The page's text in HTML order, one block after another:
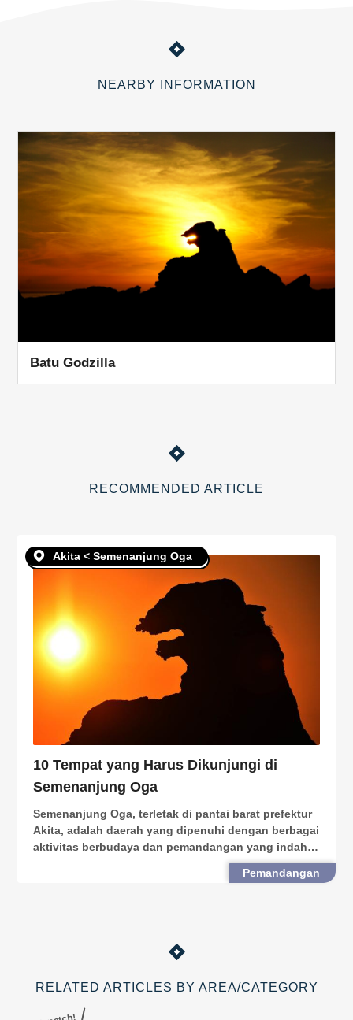
NEARBY INFORMATION
Batu Godzilla
RECOMMENDED ARTICLE
Akita < Semenanjung Oga
10 Tempat yang Harus Dikunjungi di
Semenanjung Oga
Semenanjung Oga, terletak di pantai barat prefektur
Akita, adalah daerah yang dipenuhi dengan berbagai
aktivitas berbudaya dan pemandangan yang indah.
Anda dapat menemukan berbagai hal di
Semenanjung Oga yang dapat dinikmati oleh Anda
Pemandangan
RELATED ARTICLES BY AREA/CATEGORY